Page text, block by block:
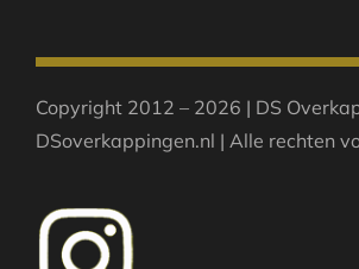
Copyright 2012 – 2026 | DS
DSoverkappingen.nl | Alle rechten